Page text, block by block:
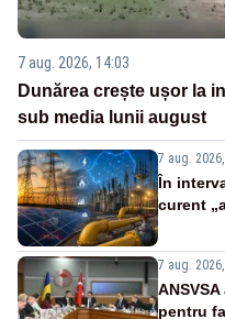
7 aug. 2026, 14:03
Dunărea crește ușor la
sub media lunii august
7 aug.
În
curent
7 aug.
pentru